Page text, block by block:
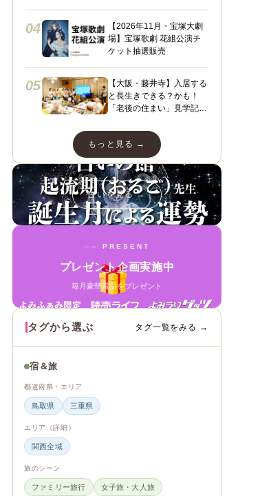
04
【2026年11月・宝塚大劇
場】宝塚歌劇 花組公演チ
ケット抽選販売
05
【大阪・藤井寺】入居する
と長生きできる？かも！
「老後の住まい」見学記
山
もっと見る →
占いを見る →
── PRESENT
プレゼント企画実施中
毎月豪華賞品をプレゼント
タグから選ぶ タグ一覧をみる →
宿＆旅
都道府県・エリア
鳥取県 三重県
エリア（詳細）
関西全域
旅のシーン
ファミリー旅行 女子旅・大人旅